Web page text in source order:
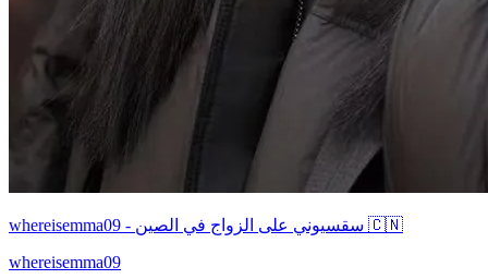
whereisemma09 - سقسيوني على الزواج في الصين 🇨🇳
whereisemma09